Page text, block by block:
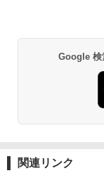
Google 検
関連リンク